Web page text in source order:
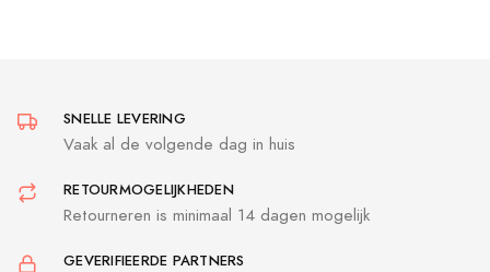
SNELLE LEVERING
Vaak al de volgende dag in huis
RETOURMOGELIJKHEDEN
Retourneren is minimaal 14 dagen mogelijk
GEVERIFIEERDE PARTNERS